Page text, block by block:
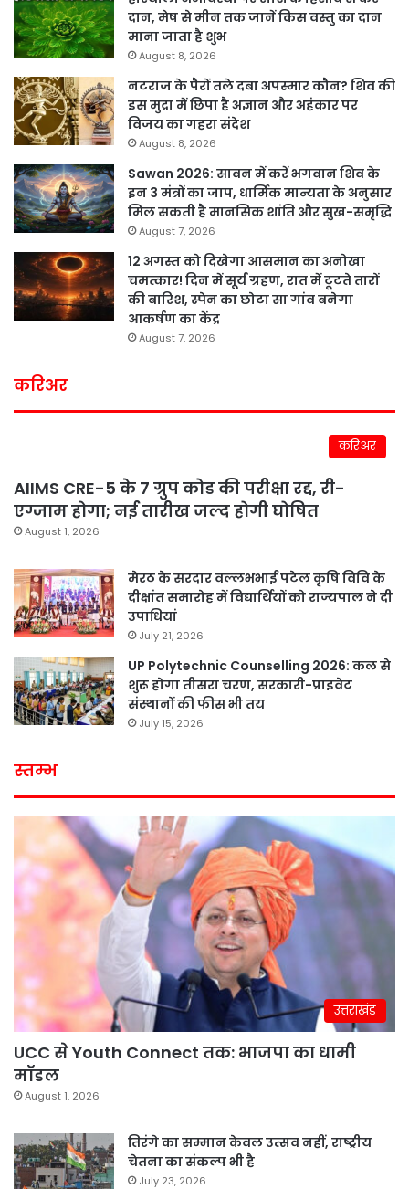
दान, मेष से मीन तक जानें किस वस्तु का दान
माना जाता है शुभ
August 8, 2026
नटराज के पैरों तले दबा अपस्मार कौन? शिव की
इस मुद्रा में छिपा है अज्ञान और अहंकार पर
विजय का गहरा संदेश
August 8, 2026
Sawan 2026: सावन में करें भगवान शिव के
इन 3 मंत्रों का जाप, धार्मिक मान्यता के अनुसार
मिल सकती है मानसिक शांति और सुख-समृद्धि
August 7, 2026
12 अगस्त को दिखेगा आसमान का अनोखा
चमत्कार! दिन में सूर्य ग्रहण, रात में टूटते तारों
की बारिश, स्पेन का छोटा सा गांव बनेगा
आकर्षण का केंद्र
August 7, 2026
करिअर
करिअर
AIIMS CRE-5 के 7 ग्रुप कोड की परीक्षा रद्द, री-
एग्जाम होगा; नई तारीख जल्द होगी घोषित
August 1, 2026
मेरठ के सरदार वल्लभभाई पटेल कृषि विवि के
दीक्षांत समारोह में विद्यार्थियों को राज्यपाल ने दी
उपाधियां
July 21, 2026
UP Polytechnic Counselling 2026: कल से
शुरू होगा तीसरा चरण, सरकारी-प्राइवेट
संस्थानों की फीस भी तय
July 15, 2026
स्तम्भ
उत्तराखंड
UCC से Youth Connect तक: भाजपा का धामी
मॉडल
August 1, 2026
तिरंगे का सम्मान केवल उत्सव नहीं, राष्ट्रीय
चेतना का संकल्प भी है
July 23, 2026